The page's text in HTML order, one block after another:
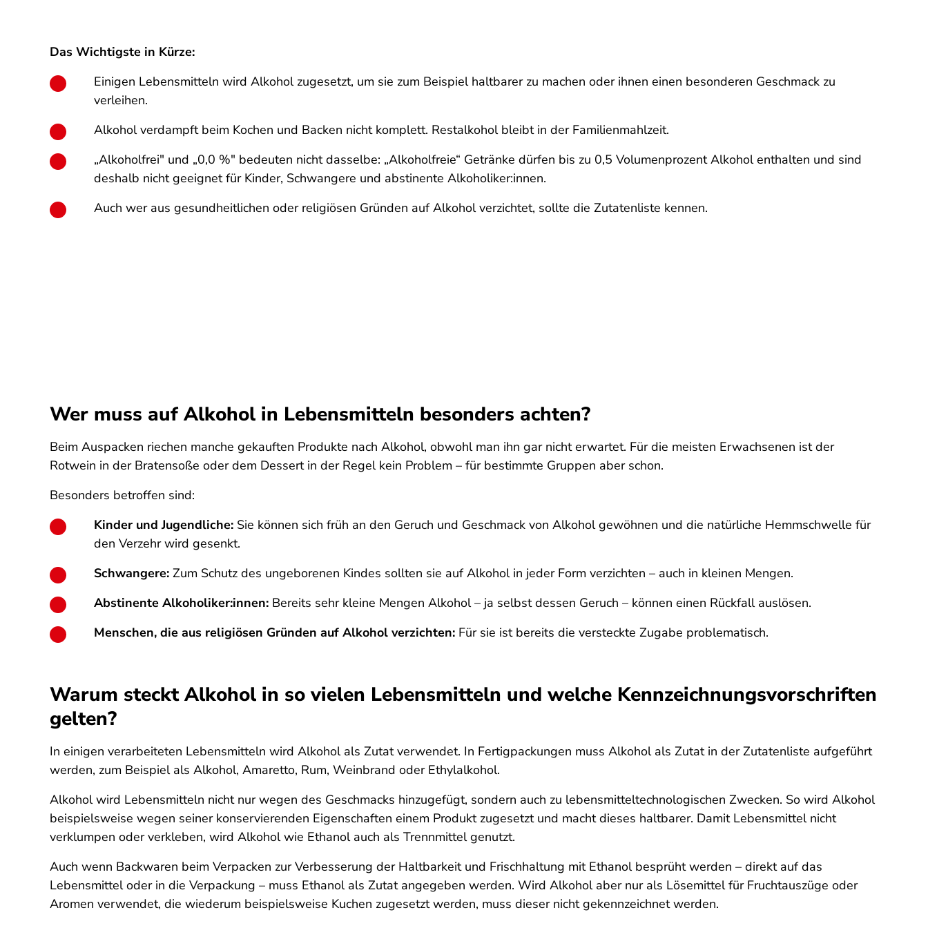
Das Wichtigste in Kürze:
Einigen Lebensmitteln wird Alkohol zugesetzt, um sie zum Beispiel haltbarer zu machen oder ihnen einen besonderen Geschmack zu
verleihen.
Alkohol verdampft beim Kochen und Backen nicht komplett. Restalkohol bleibt in der Familienmahlzeit.
„Alkoholfrei" und „0,0 %" bedeuten nicht dasselbe: „Alkoholfreie“ Getränke dürfen bis zu 0,5 Volumenprozent Alkohol enthalten und sind
deshalb nicht geeignet für Kinder, Schwangere und abstinente Alkoholiker:innen.
Auch wer aus gesundheitlichen oder religiösen Gründen auf Alkohol verzichtet, sollte die Zutatenliste kennen.
Wer muss auf Alkohol in Lebensmitteln besonders achten?
Beim Auspacken riechen manche gekauften Produkte nach Alkohol, obwohl man ihn gar nicht erwartet. Für die meisten Erwachsenen ist der
Rotwein in der Bratensoße oder dem Dessert in der Regel kein Problem – für bestimmte Gruppen aber schon.
Besonders betroffen sind:
Kinder und Jugendliche: Sie können sich früh an den Geruch und Geschmack von Alkohol gewöhnen und die natürliche Hemmschwelle für
den Verzehr wird gesenkt.
Schwangere: Zum Schutz des ungeborenen Kindes sollten sie auf Alkohol in jeder Form verzichten – auch in kleinen Mengen.
Abstinente Alkoholiker:innen: Bereits sehr kleine Mengen Alkohol – ja selbst dessen Geruch – können einen Rückfall auslösen.
Menschen, die aus religiösen Gründen auf Alkohol verzichten: Für sie ist bereits die versteckte Zugabe problematisch.
Warum steckt Alkohol in so vielen Lebensmitteln und welche Kennzeichnungsvorschriften
gelten?
In einigen verarbeiteten Lebensmitteln wird Alkohol als Zutat verwendet. In Fertigpackungen muss Alkohol als Zutat in der Zutatenliste aufgeführt
werden, zum Beispiel als Alkohol, Amaretto, Rum, Weinbrand oder Ethylalkohol.
Alkohol wird Lebensmitteln nicht nur wegen des Geschmacks hinzugefügt, sondern auch zu lebensmitteltechnologischen Zwecken. So wird Alkohol
beispielsweise wegen seiner konservierenden Eigenschaften einem Produkt zugesetzt und macht dieses haltbarer. Damit Lebensmittel nicht
verklumpen oder verkleben, wird Alkohol wie Ethanol auch als Trennmittel genutzt.
Auch wenn Backwaren beim Verpacken zur Verbesserung der Haltbarkeit und Frischhaltung mit Ethanol besprüht werden – direkt auf das
Lebensmittel oder in die Verpackung – muss Ethanol als Zutat angegeben werden. Wird Alkohol aber nur als Lösemittel für Fruchtauszüge oder
Aromen verwendet, die wiederum beispielsweise Kuchen zugesetzt werden, muss dieser nicht gekennzeichnet werden.